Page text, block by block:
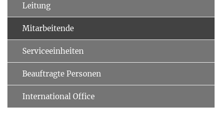
Leitung
Mitarbeitende
Serviceeinheiten
Beauftragte Personen
International Office